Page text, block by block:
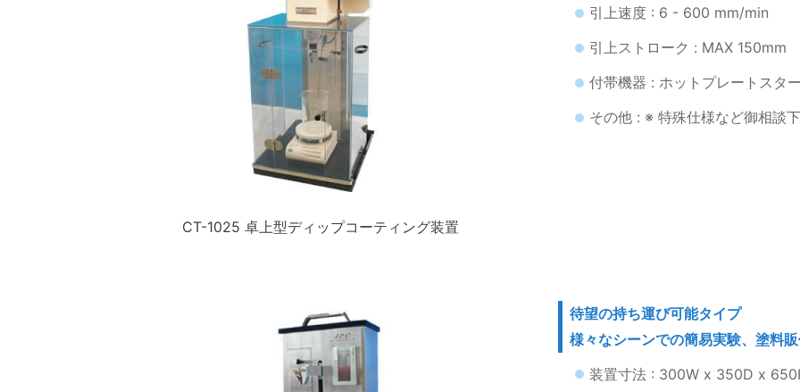
CT-1025 卓上型ディップコーティング装置
引上速度 : 6 - 600 mm/min
引上ストローク : MAX 150mm
付帯機器 : ホットプレートスタ
その他 : ※ 特殊仕様など御相談下
待望の持ち運び可能タイプ
様々なシーンでの簡易実験、塗料
装置寸法 : 300W x 350D x